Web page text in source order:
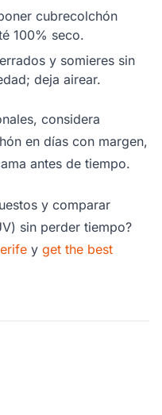
cubrecolchón
100% seco.
y somieres sin
deja airear.
considera
en días con margen,
antes de tiempo.
y comparar
sin perder tiempo?
y get the best